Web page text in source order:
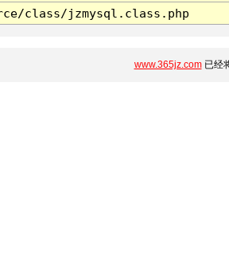
class/jzmysql.class.php
www.365jz.com已经